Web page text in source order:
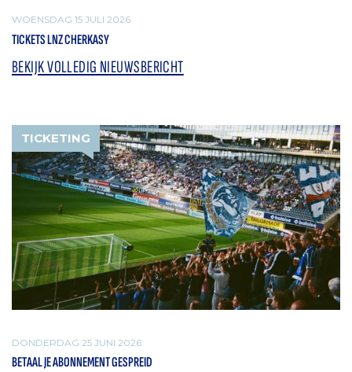
WOENSDAG 15 JULI 2026
TICKETS LNZ CHERKASY
BEKIJK VOLLEDIG NIEUWSBERICHT
TICKETING
DONDERDAG 25 JUNI 2026
BETAAL JE ABONNEMENT GESPREID